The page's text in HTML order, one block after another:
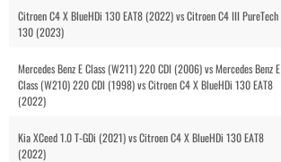
Citroen C4 X BlueHDi 130 EAT8 (2022) vs Citroen C4 III PureTech
130 (2023)
Mercedes Benz E Class (W211) 220 CDI (2006) vs Mercedes Benz E
Class (W210) 220 CDI (1998) vs Citroen C4 X BlueHDi 130 EAT8
(2022)
Kia XCeed 1.0 T-GDi (2021) vs Citroen C4 X BlueHDi 130 EAT8
(2022)